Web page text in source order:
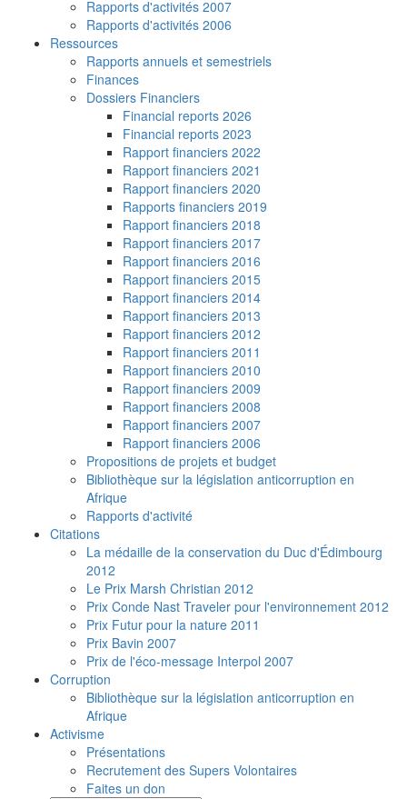
Rapports d'activités 2007
Rapports d'activités 2006
Ressources
Rapports annuels et semestriels
Finances
Dossiers Financiers
Financial reports 2026
Financial reports 2023
Rapport financiers 2022
Rapport financiers 2021
Rapport financiers 2020
Rapports financiers 2019
Rapport financiers 2018
Rapport financiers 2017
Rapport financiers 2016
Rapport financiers 2015
Rapport financiers 2014
Rapport financiers 2013
Rapport financiers 2012
Rapport financiers 2011
Rapport financiers 2010
Rapport financiers 2009
Rapport financiers 2008
Rapport financiers 2007
Rapport financiers 2006
Propositions de projets et budget
Bibliothèque sur la législation anticorruption en
Afrique
Rapports d'activité
Citations
La médaille de la conservation du Duc d'Édimbourg
2012
Le Prix Marsh Christian 2012
Prix Conde Nast Traveler pour l'environnement 2012
Prix Futur pour la nature 2011
Prix Bavin 2007
Prix de l'éco-message Interpol 2007
Corruption
Bibliothèque sur la législation anticorruption en
Afrique
Activisme
Présentations
Recrutement des Supers Volontaires
Faites un don